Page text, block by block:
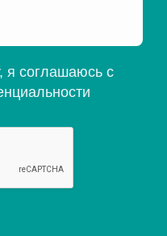
я соглашаюсь с